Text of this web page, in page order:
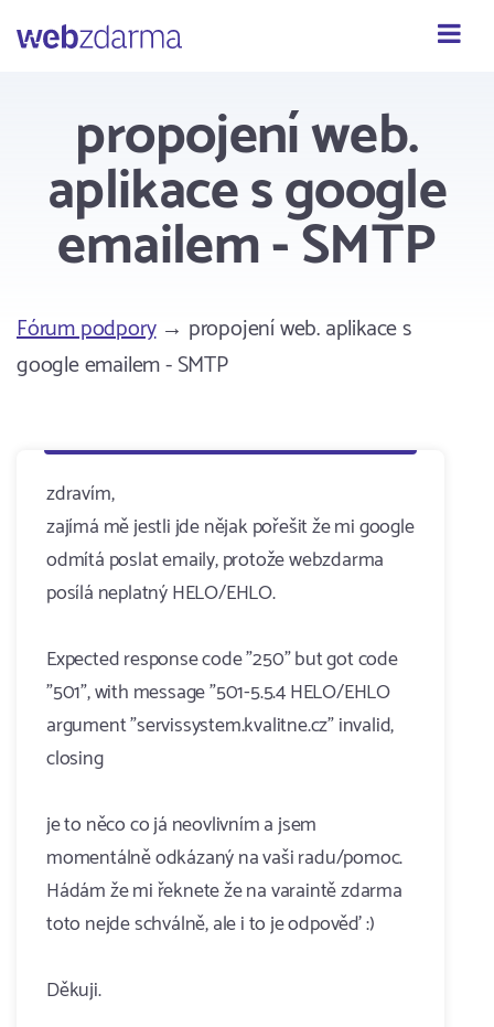
Webzdarma
propojení web.
aplikace s google
emailem - SMTP
Fórum podpory→ propojení web. aplikace s
google emailem - SMTP
zdravím,
zajímá mě jestli jde nějak pořešit že mi google
odmítá poslat emaily, protože webzdarma
posílá neplatný HELO/EHLO.
Expected response code "250" but got code
"501", with message "501-5.5.4 HELO/EHLO
argument "servi​ssyst​em.kvalitne.cz" invalid,
closing
je to něco co já neovlivním a jsem
momentálně odkázaný na vaši radu/pomoc.
Hádám že mi řeknete že na varaintě zdarma
toto nejde schválně, ale i to je odpověď :)
Děkuji.